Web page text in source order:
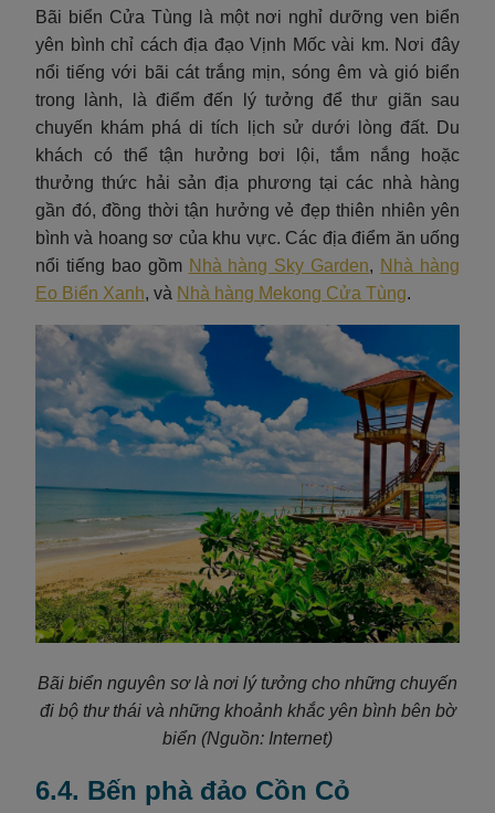
Bãi biển Cửa Tùng là một nơi nghỉ dưỡng ven biển
yên bình chỉ cách địa đạo Vịnh Mốc vài km. Nơi đây
nổi tiếng với bãi cát trắng mịn, sóng êm và gió biển
trong lành, là điểm đến lý tưởng để thư giãn sau
chuyến khám phá di tích lịch sử dưới lòng đất. Du
khách có thể tận hưởng bơi lội, tắm nắng hoặc
thưởng thức hải sản địa phương tại các nhà hàng
gần đó, đồng thời tận hưởng vẻ đẹp thiên nhiên yên
bình và hoang sơ của khu vực. Các địa điểm ăn uống
nổi tiếng bao gồm Nhà hàng Sky Garden, Nhà hàng
Eo Biển Xanh, và Nhà hàng Mekong Cửa Tùng.
Bãi biển nguyên sơ là nơi lý tưởng cho những chuyến
đi bộ thư thái và những khoảnh khắc yên bình bên bờ
biển (Nguồn: Internet)
6.4. Bến phà đảo Cồn Cỏ